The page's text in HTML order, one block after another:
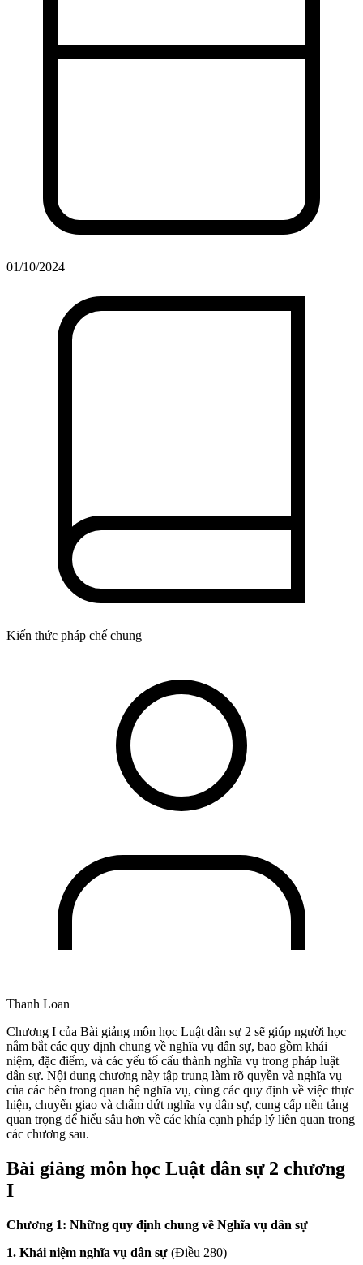
01/10/2024
Kiến thức pháp chế chung
Thanh Loan
Chương I của Bài giảng môn học Luật dân sự 2 sẽ giúp người học
nắm bắt các quy định chung về nghĩa vụ dân sự, bao gồm khái
niệm, đặc điểm, và các yếu tố cấu thành nghĩa vụ trong pháp luật
dân sự. Nội dung chương này tập trung làm rõ quyền và nghĩa vụ
của các bên trong quan hệ nghĩa vụ, cùng các quy định về việc thực
hiện, chuyển giao và chấm dứt nghĩa vụ dân sự, cung cấp nền tảng
quan trọng để hiểu sâu hơn về các khía cạnh pháp lý liên quan trong
các chương sau.
Bài giảng môn học Luật dân sự 2 chương
I
Chương 1: Những quy định chung về Nghĩa vụ dân sự
1. Khái niệm nghĩa vụ dân sự (Điều 280)